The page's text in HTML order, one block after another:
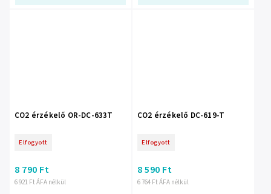
CO2 érzékelő OR-DC-633T
Elfogyott
6 921 Ft ÁFA nélkül
8 790 Ft
CO2 érzékelő DC-619-T
Elfogyott
6 764 Ft ÁFA nélkül
8 590 Ft